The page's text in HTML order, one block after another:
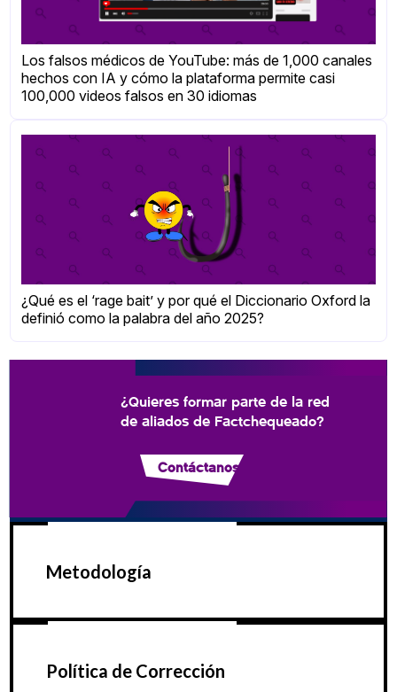
Los falsos médicos de YouTube: más de 1,000 canales
hechos con IA y cómo la plataforma permite casi
100,000 videos falsos en 30 idiomas
¿Qué es el ‘rage bait’ y por qué el Diccionario Oxford la
definió como la palabra del año 2025?
¿Quieres formar parte de la red
de aliados de Factchequeado?
Contáctanos
Metodología
Política de Corrección